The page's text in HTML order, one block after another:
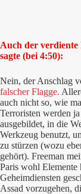
Auch der verdiente
sagte (bei 4:50):
Nein, der Anschlag
falscher Flagge.
auch nicht so, wie
Terroristen werden
ausgebildet, in die
Werkzeug benutzt,
zu stürzen (wozu
gehört). Freeman
Paris wohl Elemente
Geheimdiensten
Assad vorzugehen,